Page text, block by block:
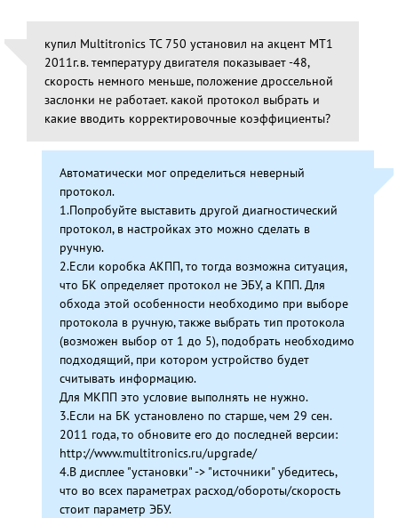
купил Multitronics TC 750 установил на акцент МТ1
2011г.в. температуру двигателя показывает -48,
скорость немного меньше, положение дроссельной
заслонки не работает. какой протокол выбрать и
какие вводить корректировочные коэффициенты?
Автоматически мог определиться неверный
протокол.
1.Попробуйте выставить другой диагностический
протокол, в настройках это можно сделать в
ручную.
2.Если коробка АКПП, то тогда возможна ситуация,
что БК определяет протокол не ЭБУ, а КПП. Для
обхода этой особенности необходимо при выборе
протокола в ручную, также выбрать тип протокола
(возможен выбор от 1 до 5), подобрать необходимо
подходящий, при котором устройство будет
считывать информацию.
Для МКПП это условие выполнять не нужно.
3.Если на БК установлено по старше, чем 29 сен.
2011 года, то обновите его до последней версии:
http://www.multitronics.ru/upgrade/
4.В дисплее "установки" -> "источники" убедитесь,
что во всех параметрах расход/обороты/скорость
стоит параметр ЭБУ.